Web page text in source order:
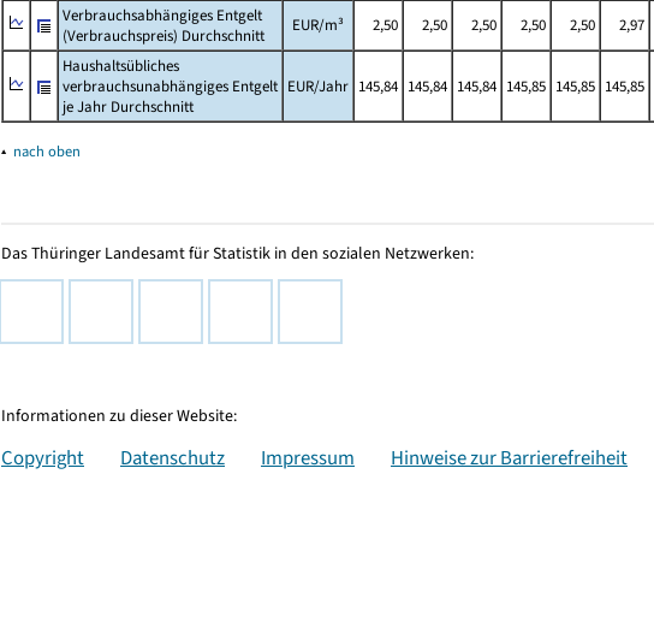
Verbrauchsabhängiges Entgelt
(Verbrauchspreis) Durchschnitt
EUR/m³ 2,50 2,50 2,50 2,50 2,50 2,97
Haushaltsübliches
verbrauchsunabhängiges Entgelt
je Jahr Durchschnitt
EUR/Jahr 145,84 145,84 145,84 145,85 145,85 145,85
▴ nach oben
Das Thüringer Landesamt für Statistik in den sozialen Netzwerken:
Informationen zu dieser Website:
Copyright Datenschutz Impressum Hinweise zur Barrierefreiheit